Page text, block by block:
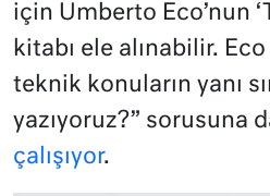
için Umberto Eco’nun
kitabı ele alınabilir.
teknik konuların yanı
yazıyoruz?” sorusuna
çalışıyor.